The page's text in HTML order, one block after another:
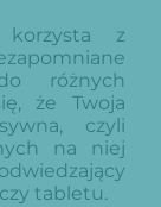
korzysta z
różnych
że Twoja
czyli
na niej
tabletu.